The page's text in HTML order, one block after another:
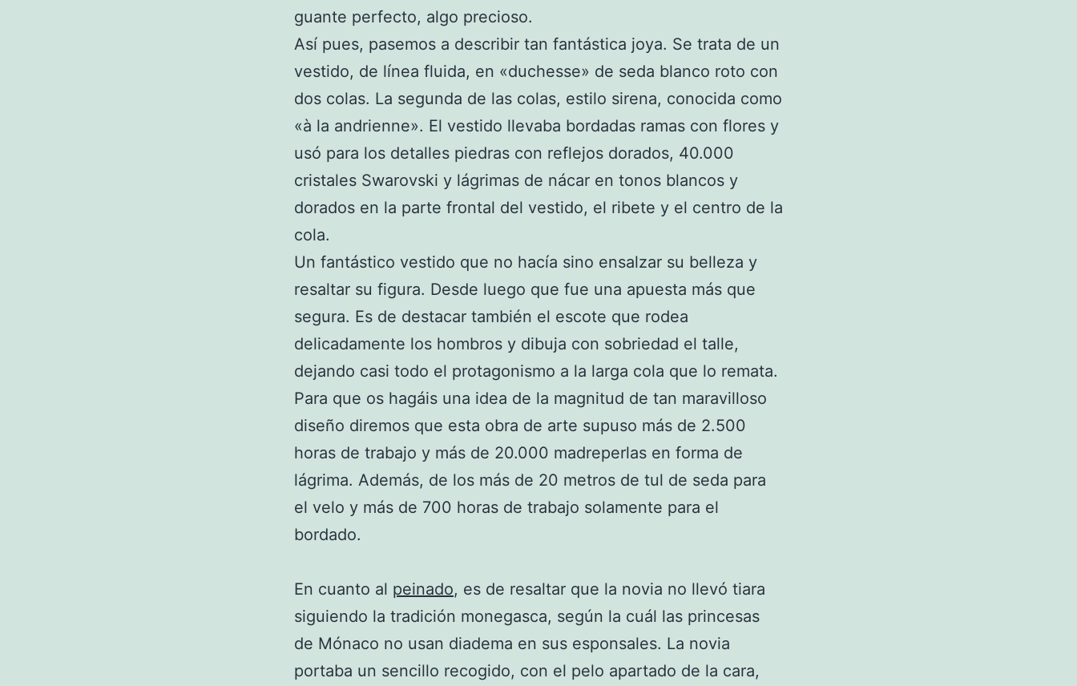
guante perfecto, algo precioso.
Así pues, pasemos a describir tan fantástica joya. Se trata de un
vestido, de línea fluida, en «duchesse» de seda blanco roto con
dos colas. La segunda de las colas, estilo sirena, conocida como
«à la andrienne». El vestido llevaba bordadas ramas con flores y
usó para los detalles piedras con reflejos dorados, 40.000
cristales Swarovski y lágrimas de nácar en tonos blancos y
dorados en la parte frontal del vestido, el ribete y el centro de la
cola.
Un fantástico vestido que no hacía sino ensalzar su belleza y
resaltar su figura. Desde luego que fue una apuesta más que
segura. Es de destacar también el escote que rodea
delicadamente los hombros y dibuja con sobriedad el talle,
dejando casi todo el protagonismo a la larga cola que lo remata.
Para que os hagáis una idea de la magnitud de tan maravilloso
diseño diremos que esta obra de arte supuso más de 2.500
horas de trabajo y más de 20.000 madreperlas en forma de
lágrima. Además, de los más de 20 metros de tul de seda para
el velo y más de 700 horas de trabajo solamente para el
bordado.
En cuanto al peinado, es de resaltar que la novia no llevó tiara
siguiendo la tradición monegasca, según la cuál las princesas
de Mónaco no usan diadema en sus esponsales. La novia
portaba un sencillo recogido, con el pelo apartado de la cara,